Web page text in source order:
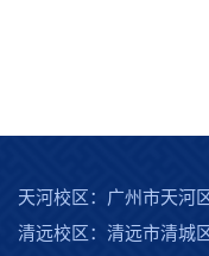
天河校区：广州市天河
清远校区：清远市清城